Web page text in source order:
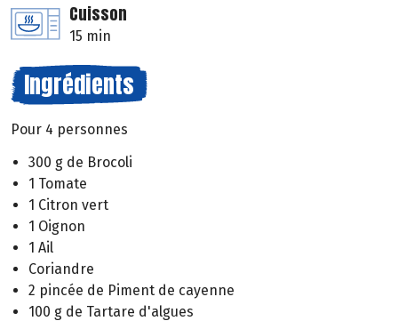
Cuisson
15 min
Ingrédients
Pour 4 personnes
300 g de Brocoli
1 Tomate
1 Citron vert
1 Oignon
1 Ail
Coriandre
2 pincée de Piment de cayenne
100 g de Tartare d'algues